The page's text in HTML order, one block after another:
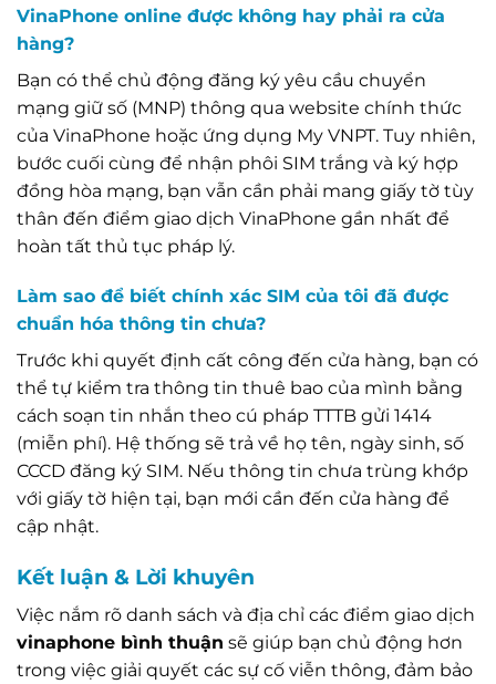
VinaPhone online được không hay phải ra cửa
hàng?
Bạn có thể chủ động đăng ký yêu cầu chuyển
mạng giữ số (MNP) thông qua website chính thức
của VinaPhone hoặc ứng dụng My VNPT. Tuy nhiên,
bước cuối cùng để nhận phôi SIM trắng và ký hợp
đồng hòa mạng, bạn vẫn cần phải mang giấy tờ tùy
thân đến điểm giao dịch VinaPhone gần nhất để
hoàn tất thủ tục pháp lý.
Làm sao để biết chính xác SIM của tôi đã được
chuẩn hóa thông tin chưa?
Trước khi quyết định cất công đến cửa hàng, bạn có
thể tự kiểm tra thông tin thuê bao của mình bằng
cách soạn tin nhắn theo cú pháp TTTB gửi 1414
(miễn phí). Hệ thống sẽ trả về họ tên, ngày sinh, số
CCCD đăng ký SIM. Nếu thông tin chưa trùng khớp
với giấy tờ hiện tại, bạn mới cần đến cửa hàng để
cập nhật.
Kết luận & Lời khuyên
Việc nắm rõ danh sách và địa chỉ các điểm giao dịch
vinaphone bình thuận sẽ giúp bạn chủ động hơn
trong việc giải quyết các sự cố viễn thông, đảm bảo